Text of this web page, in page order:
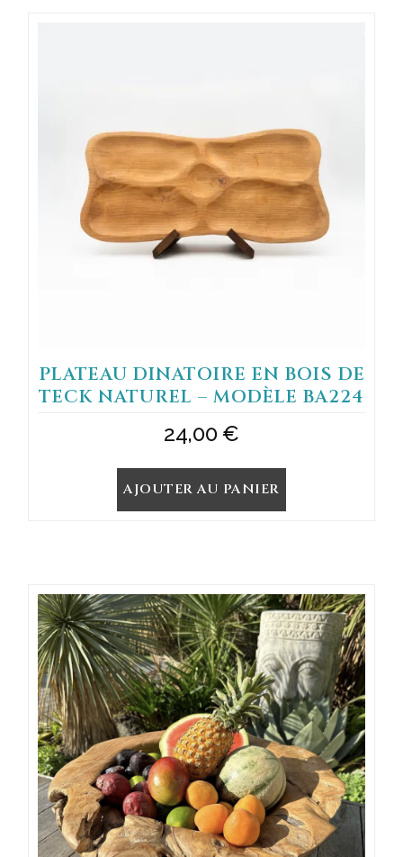
PLATEAU DINATOIRE EN BOIS DE
TECK NATUREL – MODÈLE BA224
24,00€
AJOUTER AU PANIER